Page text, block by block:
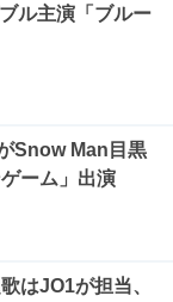
ル主演「ブルー
Snow Man目黒
ーム」出演
はJO1が担当、